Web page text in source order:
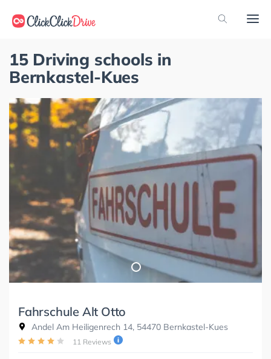
15 Driving schools in
Bernkastel-Kues
Fahrschule Alt Otto
Andel Am Heiligenrech 14, 54470 Bernkastel-Kues
11 Reviews